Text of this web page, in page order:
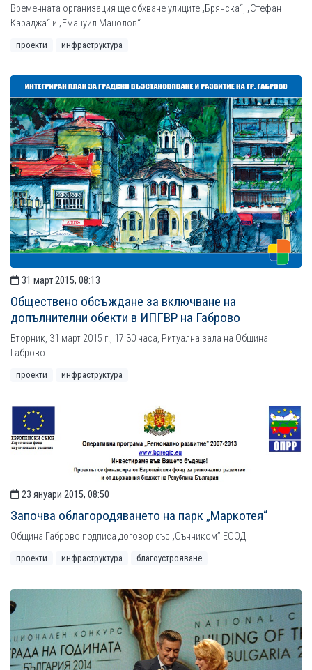
Временната организация ще обхване улиците „Брянска“, „Стефан
Караджа“ и „Емануил Манолов“
проекти инфраструктура
31 март 2015, 08:13
Обществено обсъждане за включване на
допълнителни обекти в ИПГВР на Габрово
Вторник, 31 март 2015 г., 17:30 часа, Ритуална зала на Община
Габрово
проекти инфраструктура
23 януари 2015, 08:50
Започва облагородяването на парк „Маркотея“
Община Габрово подписа договор със „Сънником” ЕООД
проекти инфраструктура благоустрояване